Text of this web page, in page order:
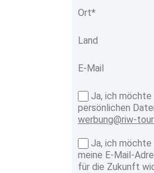
Ort*
Land
E-Mail
Ja, ich möchte
persönlichen
werbung@riw-
Ja, ich
meine E-Mail-
für die Zukunft